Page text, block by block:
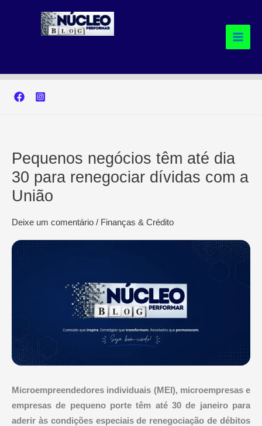
Pequenos negócios têm até dia
30 para renegociar dívidas com a
União
Deixe um comentário / Finanças & Crédito
Microempreendedores individuais (MEI), microempresas e
empresas de pequeno porte têm até 30 de janeiro para
aderir às condições especiais de renegociação de débitos